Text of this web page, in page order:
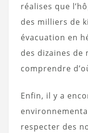
réalises que
des milliers de
évacuation en
des dizaines de
comprendre
Enfin, il y a
respecter des